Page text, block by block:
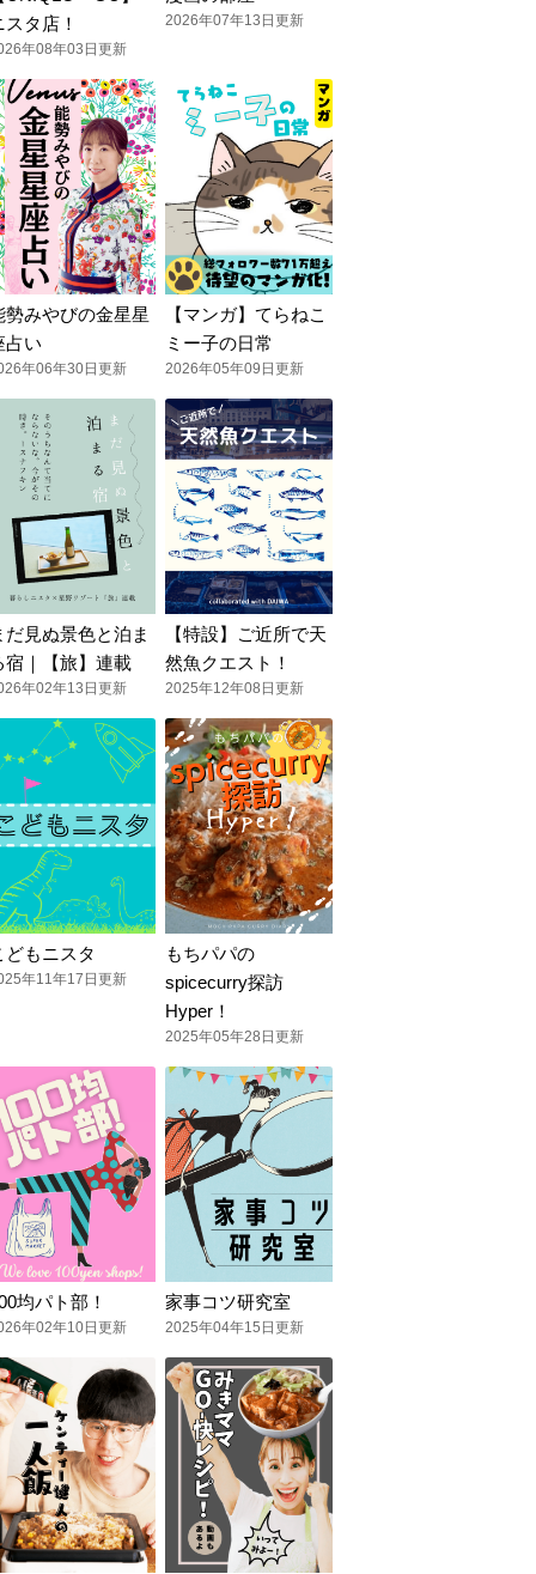
スタ店！
年08年03日更新
2026年07年13日更新
勢みやびの金星星
占い
年06年30日更新
【マンガ】てらねこ
ミー子の日常
2026年05年09日更新
だ見ぬ景色と泊ま
宿｜【旅】連載
年02年13日更新
【特設】ご近所で天
然魚クエスト！
2025年12年08日更新
どもニスタ
年11年17日更新
もちパパの
spicecurry探訪
Hyper！
2025年05年28日更新
均パト部！
年02年10日更新
家事コツ研究室
2025年04年15日更新